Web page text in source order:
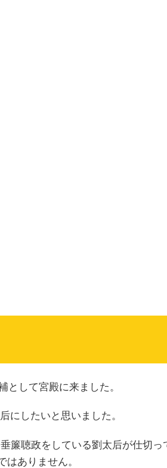
として宮殿に来ました。
にしたいと思いました。
簾聴政をしている劉太后が仕切
ありません。